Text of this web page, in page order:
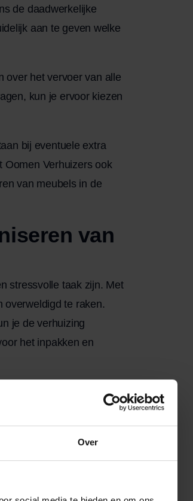
Over
de daadwerkelijke
aan te geven welke
over het vervoer van alle
kun je ervoor kiezen
bij eventuele extra
Oomen Verhuizers ook
van meubels in de
van
stressvolle taak zijn. Met
overweldigd te raken.
je de verhuizing
het inpakken en